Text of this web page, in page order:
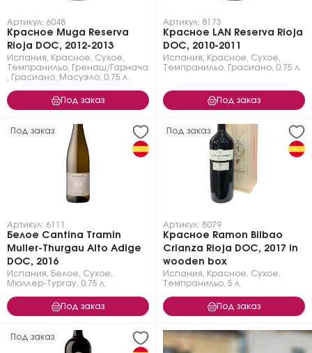
Артикул: 6048
Красное Muga Reserva
Rioja DOC, 2012-2013
Испания Красное Сухое
Темпранильо
Гренаш/Гарнача
Грасиано Масуэло 0.75 л.
Под заказ
Артикул: 8173
Красное LAN Reserva Rioja
DOC, 2010-2011
Испания Красное Сухое
Темпранильо
Грасиано 0.75 л.
Под заказ
Под заказ
Артикул: 6111
Белое Cantina Tramin
Muller-Thurgau Alto Adige
DOC, 2016
Испания Белое Сухое
Мюллер-Тургау 0.75 л.
Под заказ
Под заказ
Артикул: 8079
Красное Ramon Bilbao
Crianza Rioja DOC, 2017 in
wooden box
Испания Красное Сухое
Темпранильо 5 л.
Под заказ
Под заказ